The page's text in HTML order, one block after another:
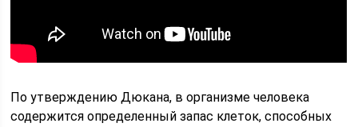
По утверждению Дюкана, в организме человека
содержится определенный запас клеток, способных